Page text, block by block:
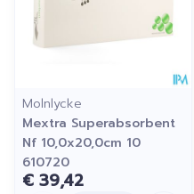
Molnlycke
Mextra Superabsorbent
Nf 10,0x20,0cm 10
610720
€ 39,42